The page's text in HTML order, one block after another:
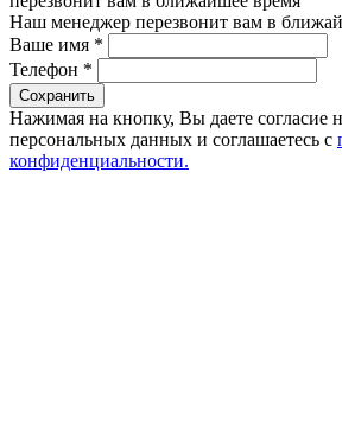
Наш менеджер перезвонит вам в
Ваше имя *
Телефон *
Сохранить
Нажимая на кнопку, Вы даете согласие
персональных данных и соглашаетесь с
конфиденциальности.